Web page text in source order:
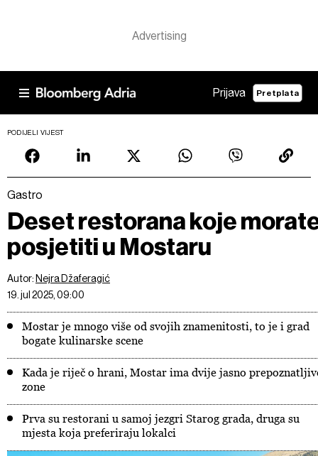
Prijava Pretplata
PODIJELI VIJEST
Gastro
Deset restorana koje
posjetiti u Mostaru
Autor: Nejra Džaferagić
19. jul 2025, 09:00
Mostar je mnogo više od svojih znamenitosti, to je i grad
bogate kulinarske scene
Kada je riječ o hrani, Mostar ima dvije jasno
zone
Prva su restorani u samoj jezgri Starog grada, druga su
mjesta koja preferiraju lokalci